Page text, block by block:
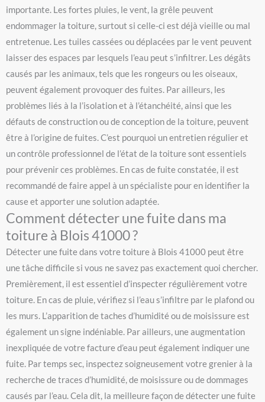
importante. Les fortes pluies, le vent, la grêle peuvent
endommager la toiture, surtout si celle-ci est déjà vieille ou mal
entretenue. Les tuiles cassées ou déplacées par le vent peuvent
laisser des espaces par lesquels l’eau peut s’infiltrer. Les dégâts
causés par les animaux, tels que les rongeurs ou les oiseaux,
peuvent également provoquer des fuites. Par ailleurs, les
problèmes liés à la l’isolation et à l’étanchéité, ainsi que les
défauts de construction ou de conception de la toiture, peuvent
être à l’origine de fuites. C’est pourquoi un entretien régulier et
un contrôle professionnel de l’état de la toiture sont essentiels
pour prévenir ces problèmes. En cas de fuite constatée, il est
recommandé de faire appel à un spécialiste pour en identifier la
cause et apporter une solution adaptée.
Comment détecter une fuite dans ma
toiture à Blois 41000 ?
Détecter une fuite dans votre toiture à Blois 41000 peut être
une tâche difficile si vous ne savez pas exactement quoi chercher.
Premièrement, il est essentiel d’inspecter régulièrement votre
toiture. En cas de pluie, vérifiez si l’eau s’infiltre par le plafond ou
les murs. L’apparition de taches d’humidité ou de moisissure est
également un signe indéniable. Par ailleurs, une augmentation
inexpliquée de votre facture d’eau peut également indiquer une
fuite. Par temps sec, inspectez soigneusement votre grenier à la
recherche de traces d’humidité, de moisissure ou de dommages
causés par l’eau. Cela dit, la meilleure façon de détecter une fuite